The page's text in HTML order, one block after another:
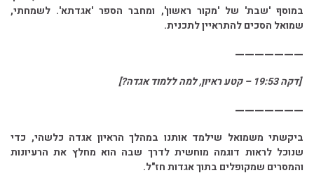
במוסף 'שבת' של 'מקור ראשון', ומחבר הספר 'אגדתא'. לשמחתי,
שמואל הסכים להתראיין לתכנית.
———————
[דקה 19:53 – קטע ראיון, למה ללמוד אגדה?]
———————
ביקשתי משמואל שילמד אותנו במהלך הראיון אגדה כלשהי, כדי
שנוכל לראות דוגמה מוחשית לדרך שבה הוא מחלץ את הרעיונות
והמסרים שמקופלים בתוך אגדות חז"ל.